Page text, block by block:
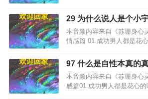
29 为什么说人是个小
本音频内容来自《苏珊身心
情感篇 01.成功男人都是花
97 什么是自性本真的
本音频内容来自《苏珊身心
感篇01.成功男人都是花心的